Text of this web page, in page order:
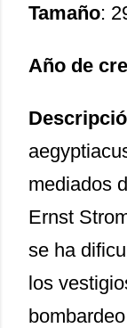
Tamaño:
Año de
mediados
Ernst
se ha
los